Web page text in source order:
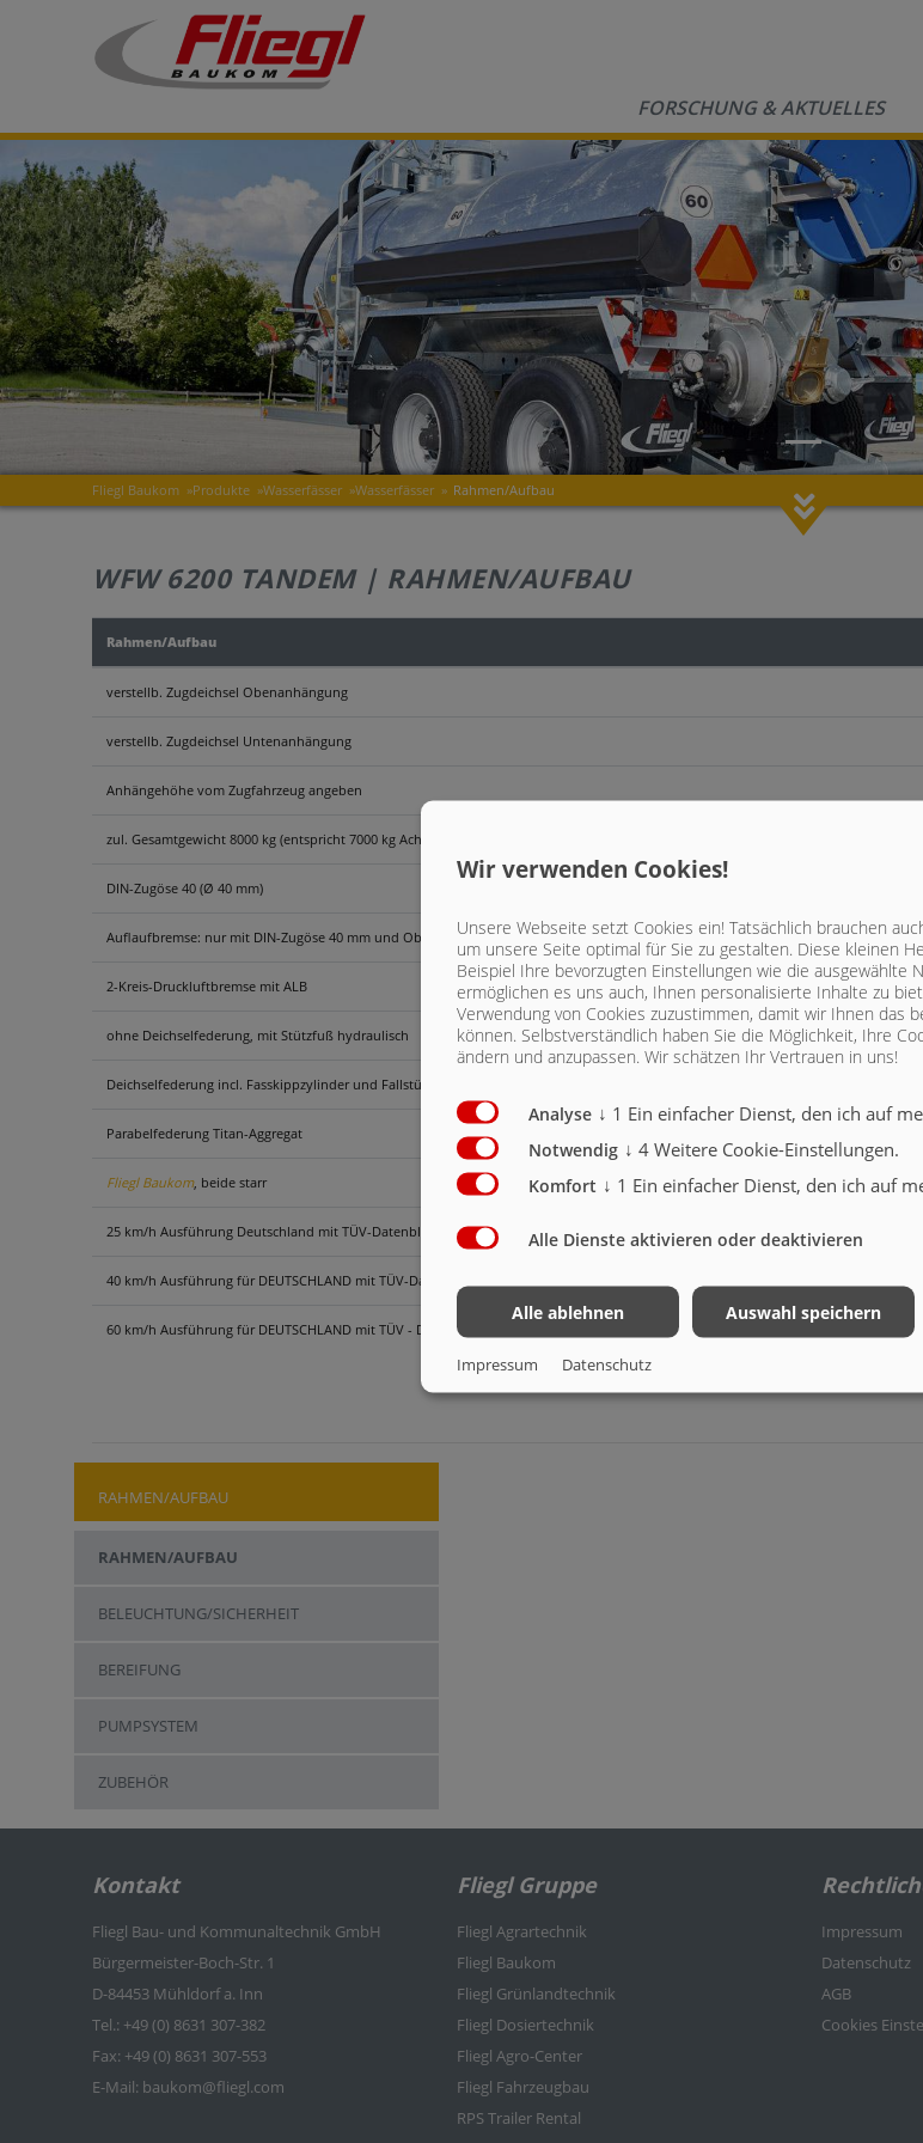
FORSCHUNG & AKTUELLES
Fliegl Baukom »Produkte »Wasserfässer »Wasserfässer » Rahmen/Aufbau
WFW 6200 TANDEM | RAHMEN/AUFBAU
Rahmen/Aufbau
verstellb. Zugdeichsel Obenanhängung
verstellb. Zugdeichsel Untenanhängung
Anhängehöhe vom Zugfahrzeug angeben
zul. Gesamtgewicht 8000 kg (entspricht 7000 kg Achslast zzgl. 1000 kg Stützlast)
DIN-Zugöse 40 (Ø 40 mm)
Auflaufbremse: nur mit DIN-Zugöse 40 mm und Obenanhängung möglich (Fasskippzylinder und Deichselfederung nicht möglich)
2-Kreis-Druckluftbremse mit ALB
ohne Deichselfederung, mit Stützfuß hydraulisch
Deichselfederung incl. Fasskippzylinder und Fallstützfuß (1 Steuergerät doppelwirkend erforderlich)
Parabelfederung Titan-Aggregat
Fliegl Baukom, beide starr
25 km/h Ausführung Deutschland mit TÜV-Datenblatt für la-fo ZGM
40 km/h Ausführung für DEUTSCHLAND mit TÜV-Datenblatt, Unterfahrschutz und Kotflügel
60 km/h Ausführung für DEUTSCHLAND mit TÜV - Datenblatt, incl. Unterfahrschutz, Kotflügel, Umrissleuchten,
RAHMEN/AUFBAU
RAHMEN/AUFBAU
BELEUCHTUNG/SICHERHEIT
BEREIFUNG
PUMPSYSTEM
ZUBEHÖR
Kontakt
Fliegl Bau- und Kommunaltechnik GmbH
Bürgermeister-Boch-Str. 1
D-84453 Mühldorf a. Inn
Tel.: +49 (0) 8631 307-382
Fax: +49 (0) 8631 307-553
E-Mail: baukom@fliegl.com
Fliegl Gruppe
Fliegl Agrartechnik
Fliegl Baukom
Fliegl Grünlandtechnik
Fliegl Dosiertechnik
Fliegl Agro-Center
Fliegl Fahrzeugbau
RPS Trailer Rental
Impressum
Datenschutz
AGB
Cookies
Wir verwenden Cookies!
Unsere Webseite setzt Cookies ein! Tatsächlich brauchen
um unsere Seite optimal für Sie zu gestalten. Diese kleinen
Beispiel Ihre bevorzugten Einstellungen wie die ausgewählte
ermöglichen es uns auch, Ihnen personalisierte Inhalte zu
Verwendung von Cookies zuzustimmen, damit wir Ihnen das
können. Selbstverständlich haben Sie die Möglichkeit, Ihre
ändern und anzupassen. Wir schätzen Ihr Vertrauen in uns!
Analyse ↓ 1 Ein einfacher Dienst, den ich auf
Notwendig ↓ 4 Weitere Cookie-Einstellungen.
Komfort ↓ 1 Ein einfacher Dienst, den ich auf
Alle Dienste aktivieren oder deaktivieren
Alle ablehnen Auswahl speichern
Impressum Datenschutz